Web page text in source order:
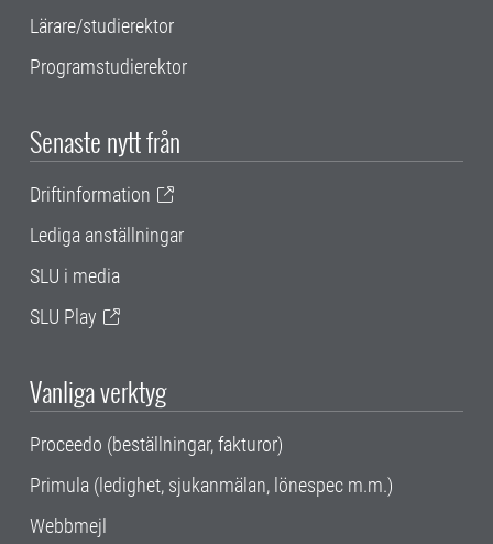
Lärare/studierektor
Programstudierektor
Senaste nytt från
Driftinformation
Lediga anställningar
SLU i media
SLU Play
Vanliga verktyg
Proceedo (beställningar, fakturor)
Primula (ledighet, sjukanmälan, lönespec m.m.)
Webbmejl